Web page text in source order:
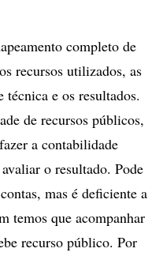
completo de
recursos utilizados, as
técnica e os resultados.
de recursos públicos,
a contabilidade
o resultado. Pode
mas é deficiente a
temos que acompanhar
recurso público. Por